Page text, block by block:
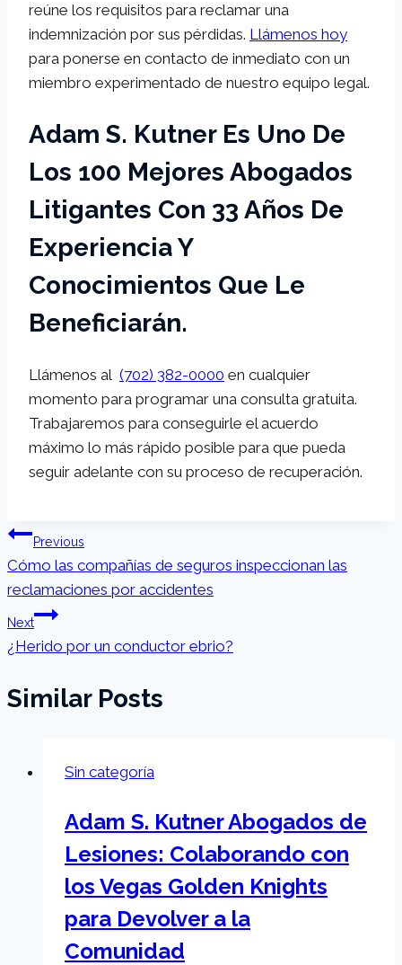
reúne los requisitos para reclamar una
indemnización por sus pérdidas. Llámenos hoy
para ponerse en contacto de inmediato con un
miembro experimentado de nuestro equipo legal.
Adam S. Kutner Es Uno De
Los 100 Mejores Abogados
Litigantes Con 33 Años De
Experiencia Y
Conocimientos Que Le
Beneficiarán.
Llámenos al (702) 382-0000 en cualquier
momento para programar una consulta gratuita.
Trabajaremos para conseguirle el acuerdo
máximo lo más rápido posible para que pueda
seguir adelante con su proceso de recuperación.
Post
navigation
Previous
Cómo las compañías de seguros inspeccionan las
reclamaciones por accidentes
Next
¿Herido por un conductor ebrio?
Similar Posts
Sin categoría
Adam S. Kutner Abogados de
Lesiones: Colaborando con
los Vegas Golden Knights
para Devolver a la
Comunidad